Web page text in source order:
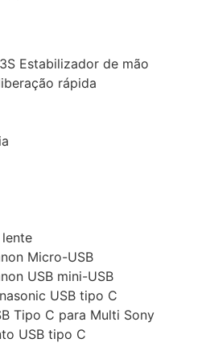
Estabilizador de mão
rápida
Micro-USB
USB mini-USB
USB tipo C
Tipo C para Multi Sony
USB tipo C